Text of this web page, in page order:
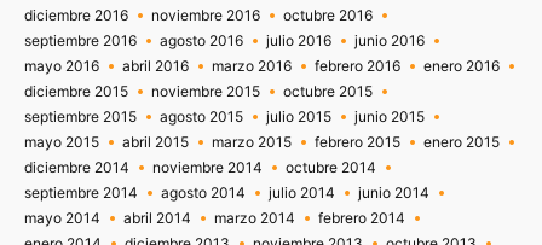
diciembre 2016
noviembre 2016
octubre 2016
septiembre 2016
agosto 2016 julio 2016
junio 2016
mayo 2016
abril 2016 marzo 2016 febrero 2016
enero 2016
diciembre 2015
noviembre 2015
octubre 2015
septiembre 2015
agosto 2015 julio 2015
junio 2015
mayo 2015
abril 2015 marzo 2015 febrero 2015
enero 2015
diciembre 2014
noviembre 2014
octubre 2014
septiembre 2014
agosto 2014 julio 2014
junio 2014
mayo 2014
abril 2014 marzo 2014
febrero 2014